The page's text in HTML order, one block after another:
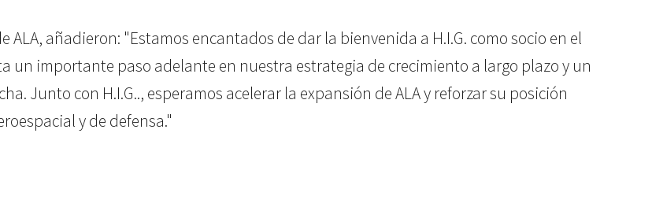
añadieron: "Estamos encantados de dar la bienvenida a H.I.G. como socio en el
un importante paso adelante en nuestra estrategia de crecimiento a largo plazo y un
Junto con H.I.G.., esperamos acelerar la expansión de ALA y reforzar su posición
y de defensa."